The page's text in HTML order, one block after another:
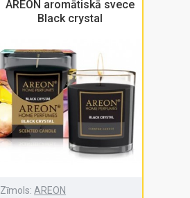
AREON aromātiskā svece
Black crystal
Zīmols: AREON